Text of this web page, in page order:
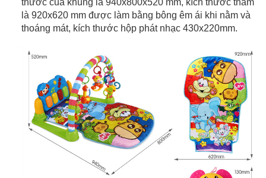
thước của khung là 940x800x520 mm, kích thước thảm
là 920x620 mm được làm bằng bông êm ái khi nằm và
thoáng mát, kích thước hộp phát nhạc 430x220mm.